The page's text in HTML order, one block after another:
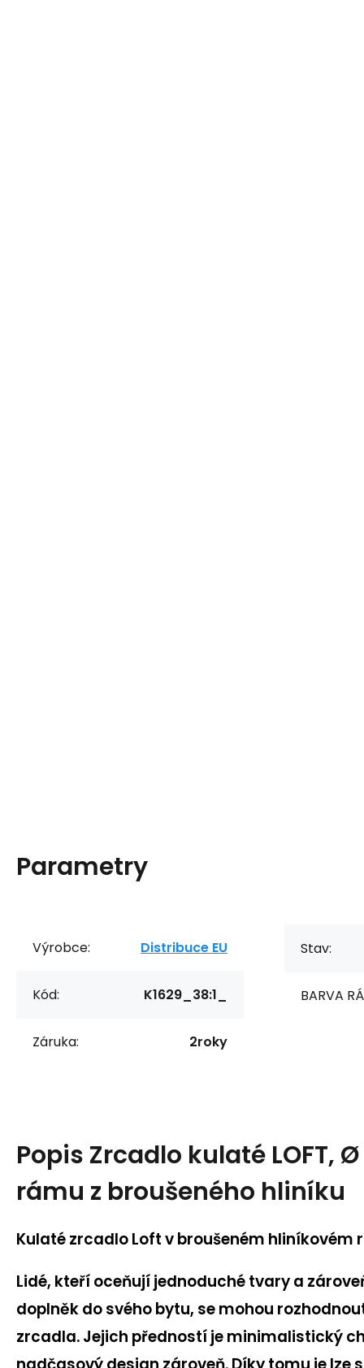
Parametry
Výrobce: Distribuce EU
Kód: K1629_38:1_
Záruka: 2roky
Stav:
BARVA
Popis Zrcadlo kulaté LOFT,
rámu z broušeného hliníku
Kulaté zrcadlo Loft v broušeném hliníkovém
Lidé, kteří oceňují jednoduché tvary a
doplněk do svého bytu, se mohou
zrcadla. Jejich předností je minimalistický